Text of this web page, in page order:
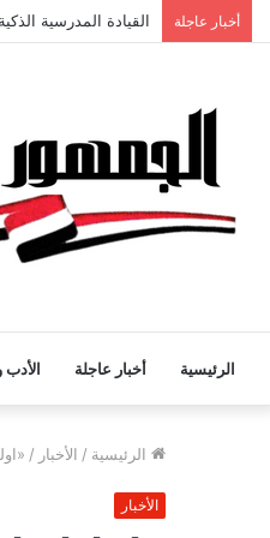
أخبار عاجلة
الرئيسية أخبار عاجلة الأدب
الرئيسية / الأخبار /
الأخبار